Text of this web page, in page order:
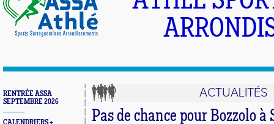
RENTRÉE ASSA
SEPTEMBRE 2026
ACTUALITÉS
Pas de chance pour Bozzolo à